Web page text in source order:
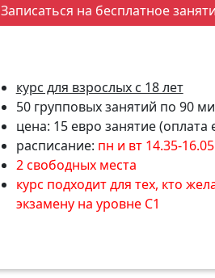
Записаться на бесплатное
курс для взрослых с 18 лет
50 групповых занятий по 90
цена: 15 евро занятие
расписание: пн и вт 14.35-16.05
2 свободных места
курс подходит для тех, кто
экзамену на уровне С1